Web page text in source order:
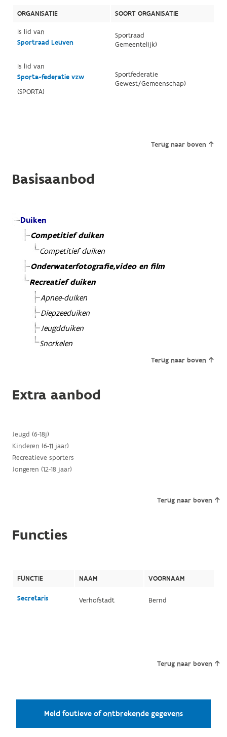
ORGANISATIE
SOORT ORGANISATIE
Is lid van
Sportraad Leuven
Sportraad
Gemeentelijk)
Is lid van
Sporta-federatie vzw
(SPORTA)
Sportfederatie
Gewest/Gemeenschap)
Terug naar boven
Basisaanbod
Duiken
Competitief duiken
Competitief duiken
Onderwaterfotografie,video en film
Recreatief duiken
Apnee-duiken
Diepzeeduiken
Jeugdduiken
Snorkelen
Terug naar boven
Extra aanbod
Jeugd (6-18j)
Kinderen (6-11 jaar)
Recreatieve sporters
Jongeren (12-18 jaar)
Terug naar boven
Functies
FUNCTIE NAAM VOORNAAM
Secretaris Verhofstadt Bernd
Terug naar boven
Meld foutieve of ontbrekende gegevens